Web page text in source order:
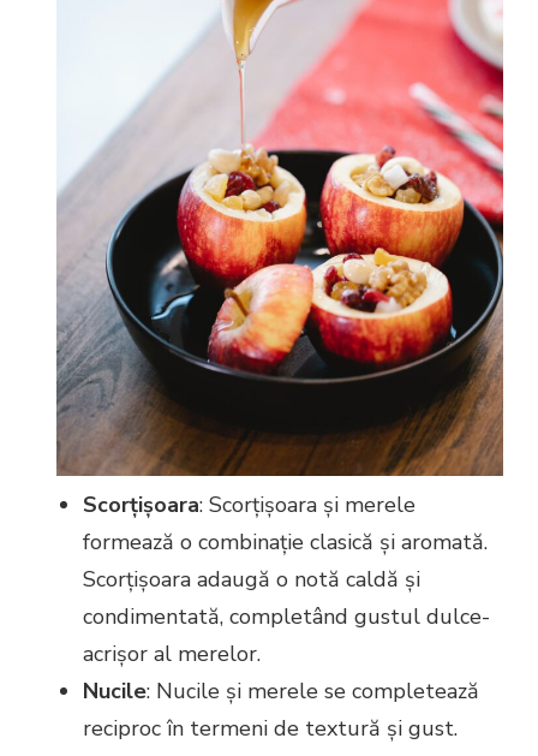
Scorțișoara: Scorțișoara și merele
formează o combinație clasică și aromată.
Scorțișoara adaugă o notă caldă și
condimentată, completând gustul dulce-
acrișor al merelor.
Nucile: Nucile și merele se completează
reciproc în termeni de textură și gust.